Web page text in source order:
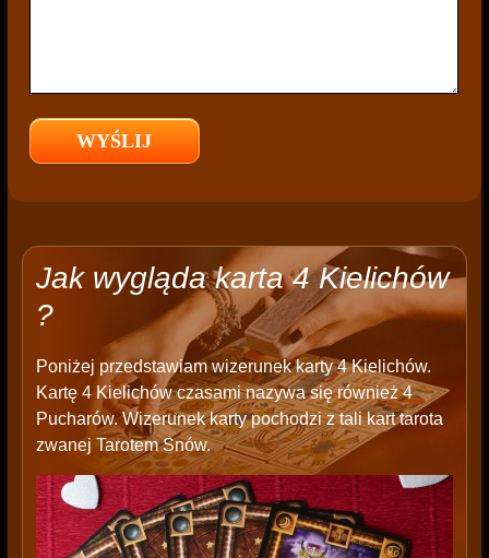
Jak wygląda karta 4 Kielichów
?
Poniżej przedstawiam wizerunek karty 4 Kielichów.
Kartę 4 Kielichów czasami nazywa się również 4
Pucharów. Wizerunek karty pochodzi z tali kart tarota
zwanej Tarotem Snów.